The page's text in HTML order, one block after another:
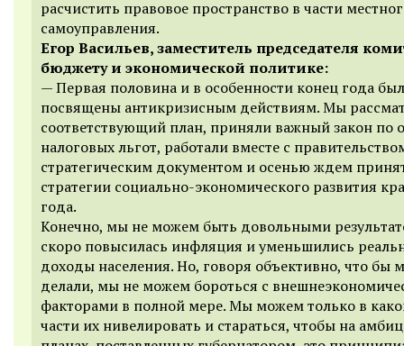
расчистить правовое пространство в части
самоуправления.
Егор Васильев, заместитель председателя
бюджету и экономической политике:
— Первая половина и в особенности конец года
посвящены антикризисным действиям. Мы
соответствующий план, приняли важный закон по
налоговых льгот, работали вместе с
стратегическим документом и осенью ждем
стратегии социально-экономического развития
года.
Конечно, мы не можем быть довольными
скоро повысилась инфляция и уменьшились
доходы населения. Но, говоря объективно, что бы
делали, мы не можем бороться с
факторами в полной мере. Мы можем только в
части их нивелировать и стараться, чтобы на